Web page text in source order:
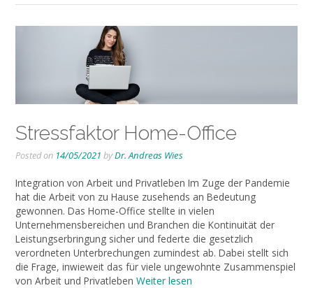
Stressfaktor Home-Office
Posted on 14/05/2021 byDr. Andreas Wies
Integration von Arbeit und Privatleben Im Zuge der Pandemie
hat die Arbeit von zu Hause zusehends an Bedeutung
gewonnen. Das Home-Office stellte in vielen
Unternehmensbereichen und Branchen die Kontinuität der
Leistungserbringung sicher und federte die gesetzlich
verordneten Unterbrechungen zumindest ab. Dabei stellt sich
die Frage, inwieweit das für viele ungewohnte Zusammenspiel
von Arbeit und Privatleben Weiter lesen